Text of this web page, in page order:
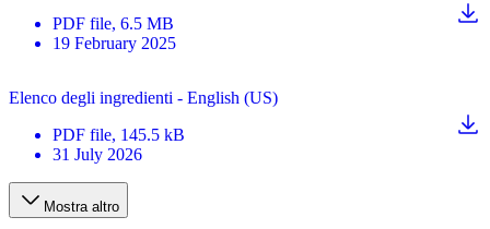
PDF file, 6.5 MB
19 February 2025
Elenco degli ingredienti - English (US)
PDF file, 145.5 kB
31 July 2026
Mostra altro